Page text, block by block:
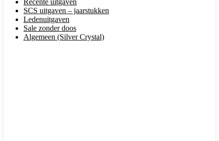
SCS uitgaven – jaarstukken
Ledenuitgaven
Sale zonder doos
Algemeen (Silver Crystal)